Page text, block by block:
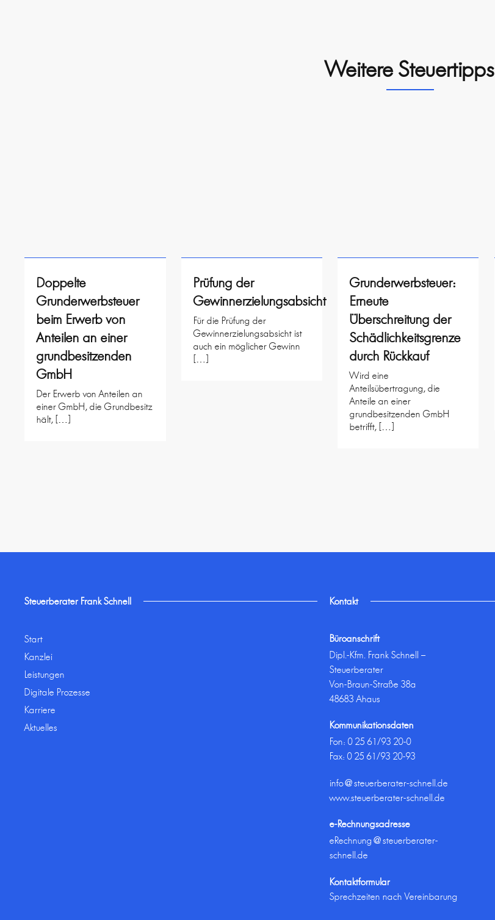
Weitere Steuertipps
Doppelte
Grunderwerbsteuer
beim Erwerb von
Anteilen an einer
grundbesitzenden
GmbH
Der Erwerb von Anteilen an
einer GmbH, die Grundbesitz
hält, […]
Prüfung der
Gewinnerzielungsabsicht
Für die Prüfung der
Gewinnerzielungsabsicht ist
auch ein möglicher Gewinn
[…]
Grunderwerbsteuer:
Erneute
Überschreitung der
Schädlichkeitsgrenze
durch Rückkauf
Wird eine
Anteilsübertragung, die
Anteile an einer
grundbesitzenden GmbH
betrifft, […]
Steuerberater Frank Schnell
Start
Kanzlei
Leistungen
Digitale Prozesse
Karriere
Aktuelles
Kontakt
Büroanschrift
Dipl.-Kfm. Frank Schnell –
Steuerberater
Von-Braun-Straße 38a
48683 Ahaus
Kommunikationsdaten
Fon:0 25 61/93 20-0
Fax: 0 25 61/93 20-93
info@steuerberater-schnell.de
www.steuerberater-schnell.de
e-Rechnungsadresse
eRechnung@steuerberater-
schnell.de
Kontaktformular
Sprechzeiten nach Vereinbarung